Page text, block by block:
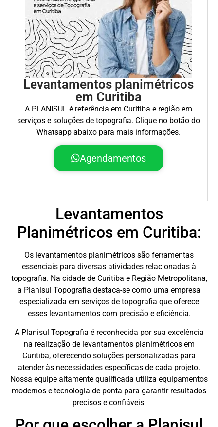
Levantamentos planimétricos
em Curitiba
A PLANISUL é referência em Curitiba e região em
serviços e soluções de topografia. Clique no botão do
Whatsapp abaixo para mais informações.
Agendamentos
Levantamentos
Planimétricos em Curitiba:
Os levantamentos planimétricos são ferramentas
essenciais para diversas atividades relacionadas à
topografia. Na cidade de Curitiba e Região Metropolitana,
a Planisul Topografia destaca-se como uma empresa
especializada em serviços de topografia que oferece
esses levantamentos com precisão e eficiência.
A Planisul Topografia é reconhecida por sua excelência
na realização de levantamentos planimétricos em
Curitiba, oferecendo soluções personalizadas para
atender às necessidades específicas de cada projeto.
Nossa equipe altamente qualificada utiliza equipamentos
modernos e tecnologia de ponta para garantir resultados
precisos e confiáveis.